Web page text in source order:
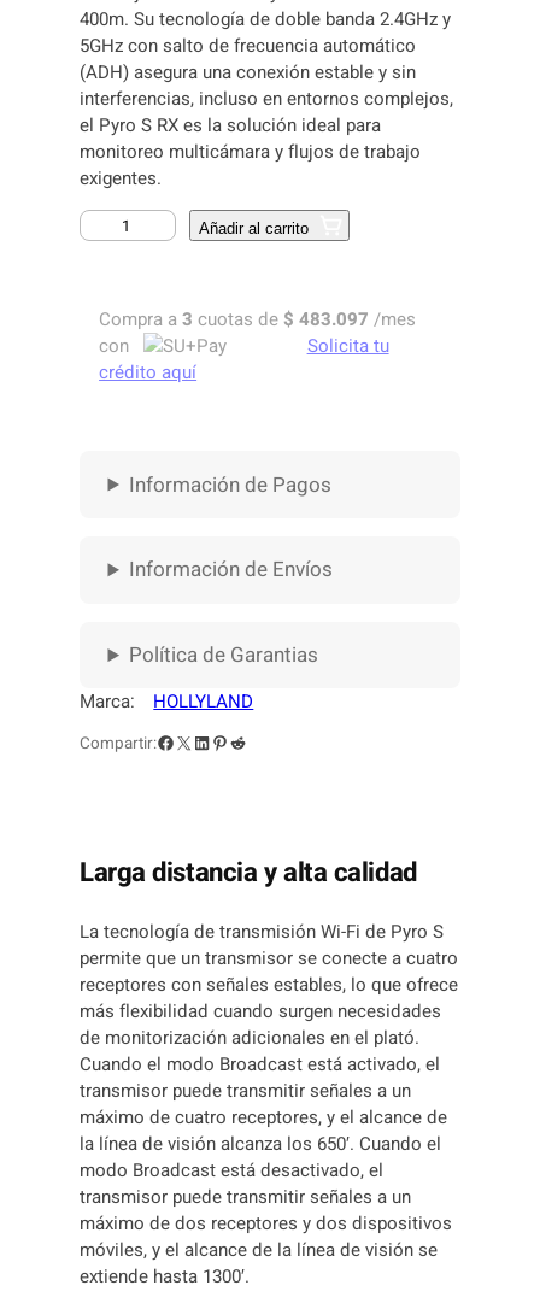
400m. Su tecnología de doble banda 2.4GHz y
5GHz con salto de frecuencia automático
(ADH) asegura una conexión estable y sin
interferencias, incluso en entornos complejos,
el Pyro S RX es la solución ideal para
monitoreo multicámara y flujos de trabajo
exigentes.
S
Ó
D
D
E
I
N
A
L
Á
M
B
R
I
C
O
P
Y
R
Añadir al carrito
Compra a3 cuotas de $ 483.097 /mes
con
Solicita tu
crédito aquí
Información de Pagos
Información de Envíos
Política de Garantias
Marca: HOLLYLAND
Compartir:Facebook X LinkedIn Pinterest Reddit
Larga distancia y alta calidad
La tecnología de transmisión Wi-Fi de Pyro S
permite que un transmisor se conecte a cuatro
receptores con señales estables, lo que ofrece
más flexibilidad cuando surgen necesidades
de monitorización adicionales en el plató.
Cuando el modo Broadcast está activado, el
transmisor puede transmitir señales a un
máximo de cuatro receptores, y el alcance de
la línea de visión alcanza los 650′. Cuando el
modo Broadcast está desactivado, el
transmisor puede transmitir señales a un
máximo de dos receptores y dos dispositivos
móviles, y el alcance de la línea de visión se
extiende hasta 1300′.